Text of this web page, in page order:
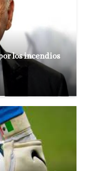
los incendios